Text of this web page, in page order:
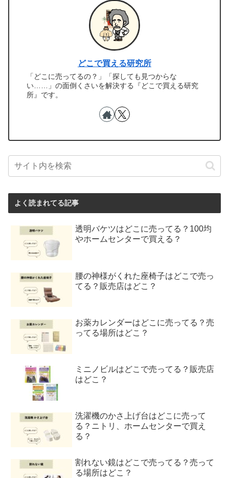
どこで買える研究所
「どこに売ってるの？」「探しても見つからな
い……」の面倒くさいを解決する『どこで買える研究
所』です。
よく読まれてる記事
透明バケツはどこに売ってる？100均
やホームセンターで買える？
腰の神様がくれた座椅子はどこで売っ
てる？販売店はどこ？
お薬カレンダーはどこに売ってる？売
ってる場所はどこ？
ミニノビルはどこで売ってる？販売店
はどこ？
洗濯機のかさ上げ台はどこに売って
る？ニトリ、ホームセンターで買え
る？
割れない鏡はどこで売ってる？売って
る場所はどこ？